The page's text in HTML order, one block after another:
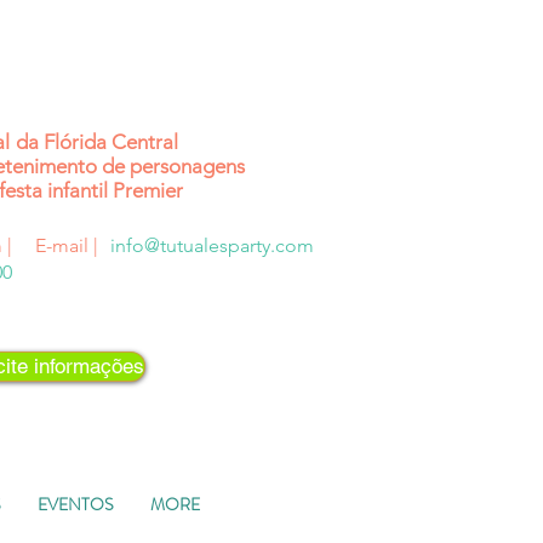
da Flórida Central
de personagens
infantil Premier
|
E-mail | info@tutualesparty.com
informações
EVENTOS MORE